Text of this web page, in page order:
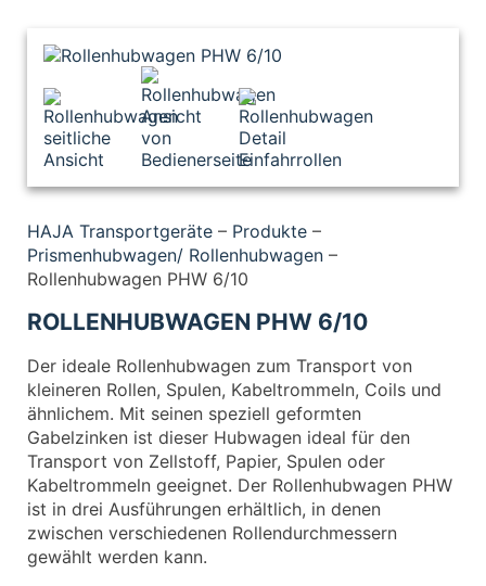
HAJA Transportgeräte – Produkte –
Prismenhubwagen/ Rollenhubwagen –
Rollenhubwagen PHW 6/10
ROLLENHUBWAGEN PHW 6/10
Der ideale Rollenhubwagen zum Transport von
kleineren Rollen, Spulen, Kabeltrommeln, Coils und
ähnlichem. Mit seinen speziell geformten
Gabelzinken ist dieser Hubwagen ideal für den
Transport von Zellstoff, Papier, Spulen oder
Kabeltrommeln geeignet. Der Rollenhubwagen PHW
ist in drei Ausführungen erhältlich, in denen
zwischen verschiedenen Rollendurchmessern
gewählt werden kann.